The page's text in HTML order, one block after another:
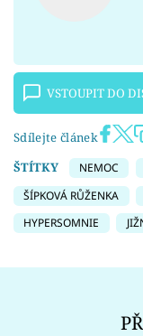
VSTOUPIT DO
Sdílejte článek
ŠTÍTKY
NEMOC
ŠÍPKOVÁ RŮŽENKA
HYPERSOMNIE